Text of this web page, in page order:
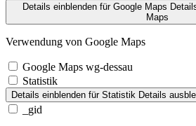
Details einblenden für Google Maps
Maps
Verwendung von Google Maps
Google Maps wg-dessau
Statistik
Details einblenden für Statistik Details
_gid